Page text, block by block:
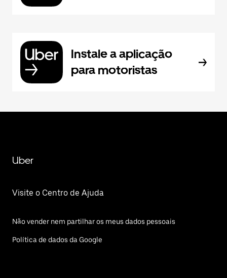
Instale a aplicação
para motoristas
Uber
Visite o Centro de Ajuda
Não vender nem partilhar os meus dados pessoais
Política de dados da Google